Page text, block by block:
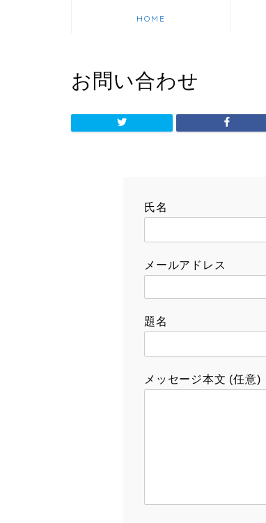
HOME
お問い合わせ
氏名
メールアドレス
題名
メッセージ本文 (任意)